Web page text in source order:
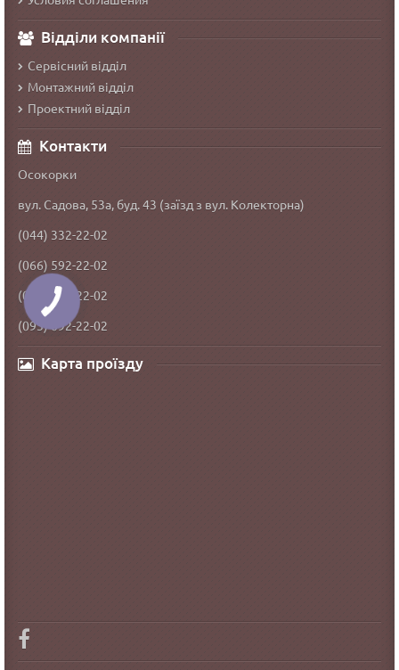
Відділи компанії
Сервісний відділ
Монтажний відділ
Проектний відділ
Контакти
Осокорки
вул. Садова, 53а, буд. 43 (заїзд з вул. Колекторна)
(044) 332-22-02
(066) 592-22-02
(098) 792-22-02
(093) 092-22-02
Карта проїзду